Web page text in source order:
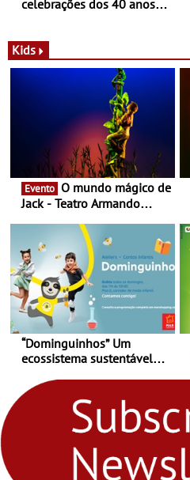
celebrações dos 40 anos
Novas - Edição limitada
Nespresso x Torres Novas
Kids
Evento
Jack - Teatro Armando
“Dominguinhos” Um
ecossistema sustentável
fores - Atelier de Educação
Ambiental nos
“Dominguinhos” de 23 de